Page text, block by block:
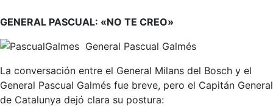
GENERAL PASCUAL: «NO TE CREO»
General Pascual Galmés
La conversación entre el General Milans del Bosch y el
General Pascual Galmés fue breve, pero el Capitán General
de Catalunya dejó clara su postura: